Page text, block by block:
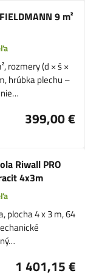
9 m²
rozmery (d × š ×
hrúbka plechu –
399,00 €
Riwall PRO
4x3m
plocha 4 x 3 m, 64
1 401,15 €